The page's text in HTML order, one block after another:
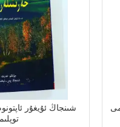
شىنجاڭ ئۇيغۇر